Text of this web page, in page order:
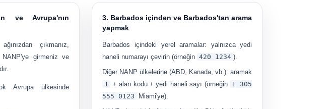
ve Avrupa'nın
çıkmanız,
girmeniz ve
Avrupa ülkesinde
3. Barbados içinden ve Barbados'tan arama
yapmak
Barbados içindeki yerel aramalar: yalnızca yedi
haneli numarayı çevirin (örneğin 420 1234 ).
Diğer NANP ülkelerine (ABD, Kanada, vb.): aramak
1
+ alan kodu + yedi haneli sayı (örneğin 1 305
555 0123
Miami'ye).